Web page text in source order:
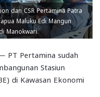
dan CSR Pertamina Patra
Maluku Edi Mangun
Manokwari.
PT Pertamina sudah
Stasiun
di Kawasan Ekonomi